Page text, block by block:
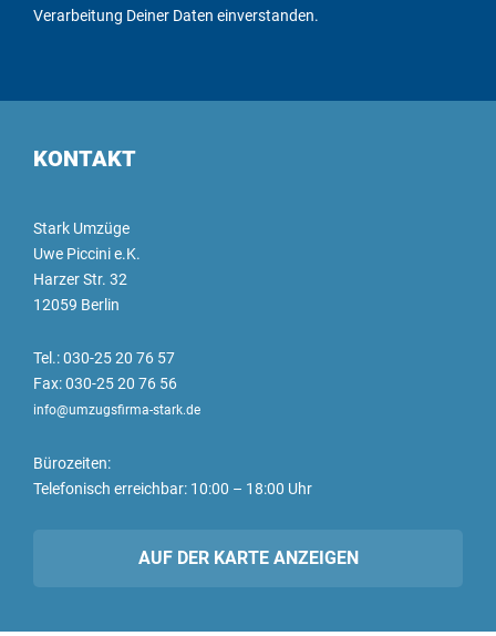
Verarbeitung Deiner Daten einverstanden.
KONTAKT
Stark Umzüge
Uwe Piccini e.K.
Harzer Str. 32
12059 Berlin
Tel.: 030-25 20 76 57
Fax: 030-25 20 76 56
info@umzugsfirma-stark.de
Bürozeiten:
Telefonisch erreichbar: 10:00 – 18:00 Uhr
AUF DER KARTE ANZEIGEN